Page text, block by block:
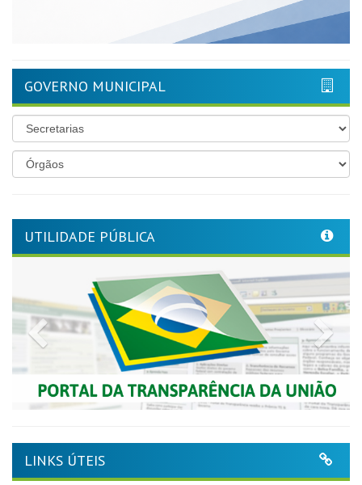
GOVERNO MUNICIPAL
UTILIDADE PÚBLICA
Previous
LINKS ÚTEIS